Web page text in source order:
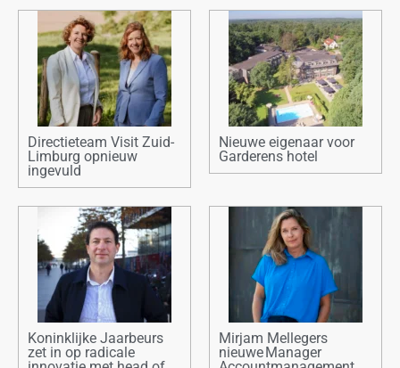
Directieteam Visit Zuid-
Limburg opnieuw
ingevuld
Nieuwe eigenaar voor
Garderens hotel
Koninklijke Jaarbeurs
zet in op radicale
Mirjam Mellegers
nieuwe Manager